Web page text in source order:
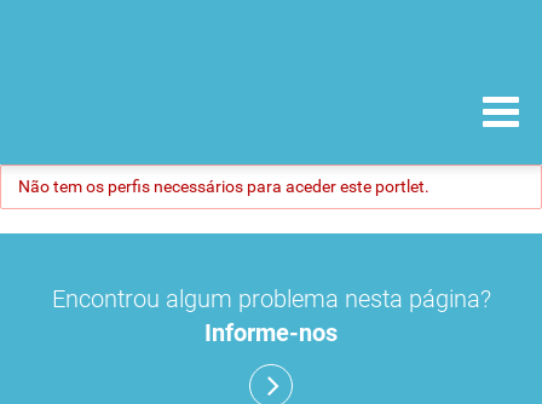
Não tem os perfis necessários para aceder este portlet.
Encontrou algum problema nesta página?
Informe-nos